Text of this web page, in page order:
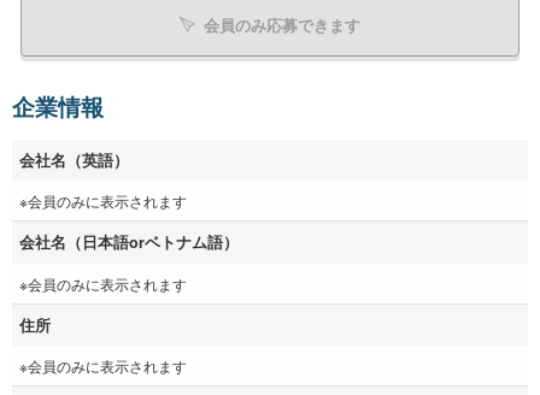
会員のみ応募できます
企業情報
会社名（英語）
※会員のみに表示されます
会社名（日本語orベトナム語）
※会員のみに表示されます
住所
※会員のみに表示されます